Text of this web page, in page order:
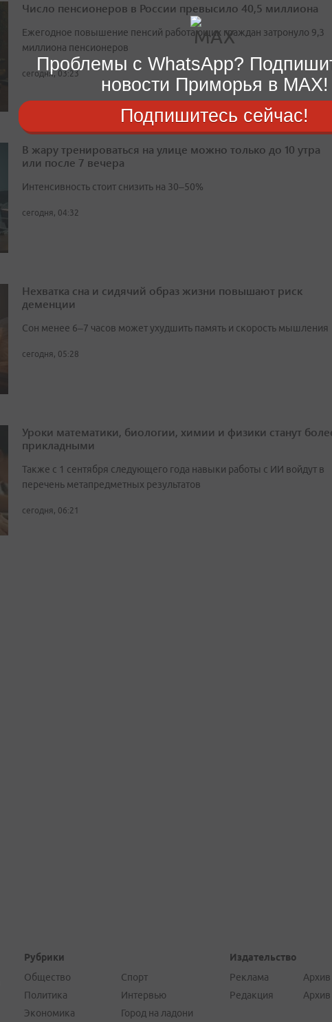
Число пенсионеров в России превысило 40,5 миллиона
Ежегодное повышение пенсий работающих граждан затронуло 9,3
миллиона пенсионеров
сегодня, 03:23
В жару тренироваться на улице можно только до 10 утра
или после 7 вечера
Интенсивность стоит снизить на 30–50%
сегодня, 04:32
Нехватка сна и сидячий образ жизни повышают риск
деменции
Сон менее 6–7 часов может ухудшить память и скорость мышления
сегодня, 05:28
Уроки математики, биологии, химии и физики станут
прикладными
Также с 1 сентября следующего года навыки работы с ИИ войдут в
перечень метапредметных результатов
сегодня, 06:21
Рубрики
Общество
Политика
Экономика
Спорт
Интервью
Город на ладони
Издательство
Реклама
Редакция
Архив
Проблемы с WhatsApp?
новости Приморья в MAX!
Подпишитесь сейчас!